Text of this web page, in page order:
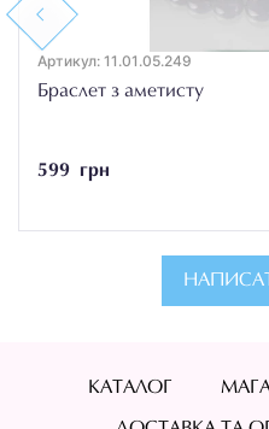
Previous
Артикул: 11.01.05.249
Браслет з аметисту
599 грн
КАТАЛОГ